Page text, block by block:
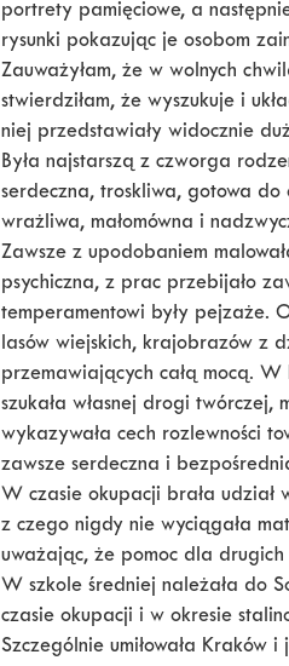
portrety pamięciowe, a
rysunki pokazując je osobom
Zauważyłam, że w wolnych
stwierdziłam, że wyszukuje i
niej przedstawiały widocznie
Była najstarszą z czworga
serdeczna, troskliwa, gotowa do
wrażliwa, małomówna i
Zawsze z upodobaniem
psychiczna, z prac przebijało
temperamentowi były pejzaże.
lasów wiejskich, krajobrazów z
przemawiających całą mocą.
szukała własnej drogi twórczej,
wykazywała cech rozlewności
zawsze serdeczna i
W czasie okupacji brała udział
z czego nigdy nie wyciągała
uważając, że pomoc dla
W szkole średniej należała do
czasie okupacji i w okresie
Szczególnie umiłowała